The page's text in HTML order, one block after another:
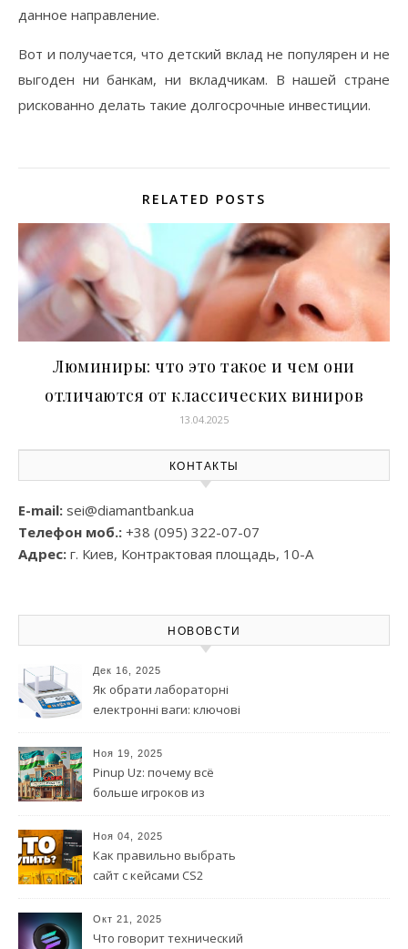
данное направление.
Вот и получается, что детский вклад не популярен и не
выгоден ни банкам, ни вкладчикам. В нашей стране
рискованно делать такие долгосрочные инвестиции.
RELATED POSTS
Люминиры: что это такое и чем они
отличаются от классических виниров
13.04.2025
КОНТАКТЫ
E-mail: sei@diamantbank.ua
Телефон моб.: +38 (095) 322-07-07
Адрес: г. Киев, Контрактовая площадь, 10-А
НОВОВСТИ
Дек 16, 2025
Як обрати лабораторні
електронні ваги: ключові
звернути увагу
Ноя 19, 2025
Pinup Uz: почему всё
больше игроков из
платформу
Ноя 04, 2025
Как правильно выбрать
сайт с кейсами CS2
Окт 21, 2025
Что говорит технический